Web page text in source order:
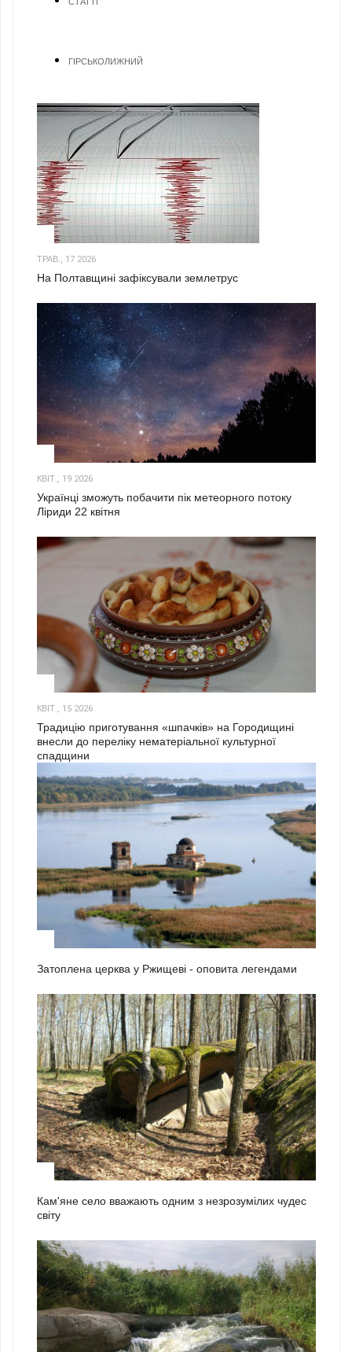
ГІРСЬКОЛИЖНИЙ
ТРАВ., 17 2026
На Полтавщині зафіксували землетрус
КВІТ., 19 2026
Українці зможуть побачити пік метеорного потоку
Ліриди 22 квітня
КВІТ., 15 2026
Традицію приготування «шпачків» на Городищині
внесли до переліку нематеріальної культурної
спадщини
Затоплена церква у Ржищеві - оповита легендами
Кам'яне село вважають одним з незрозумілих чудес
світу